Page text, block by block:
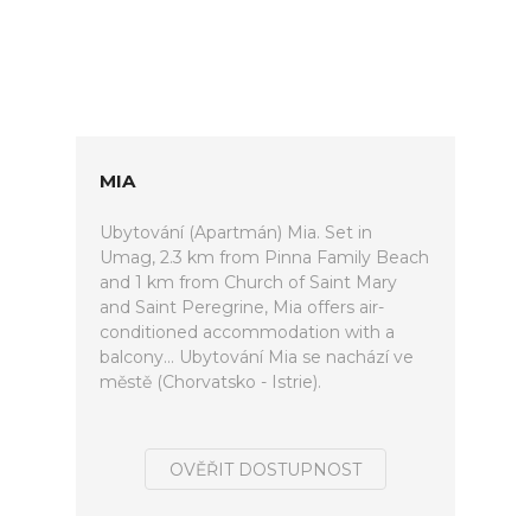
MIA
Ubytování (Apartmán) Mia. Set in
Umag, 2.3 km from Pinna Family Beach
and 1 km from Church of Saint Mary
and Saint Peregrine, Mia offers air-
conditioned accommodation with a
balcony... Ubytování Mia se nachází ve
městě (Chorvatsko - Istrie).
OVĚŘIT DOSTUPNOST